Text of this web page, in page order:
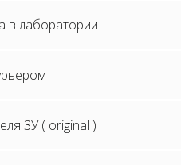
в лаборатории
ЗУ ( original )